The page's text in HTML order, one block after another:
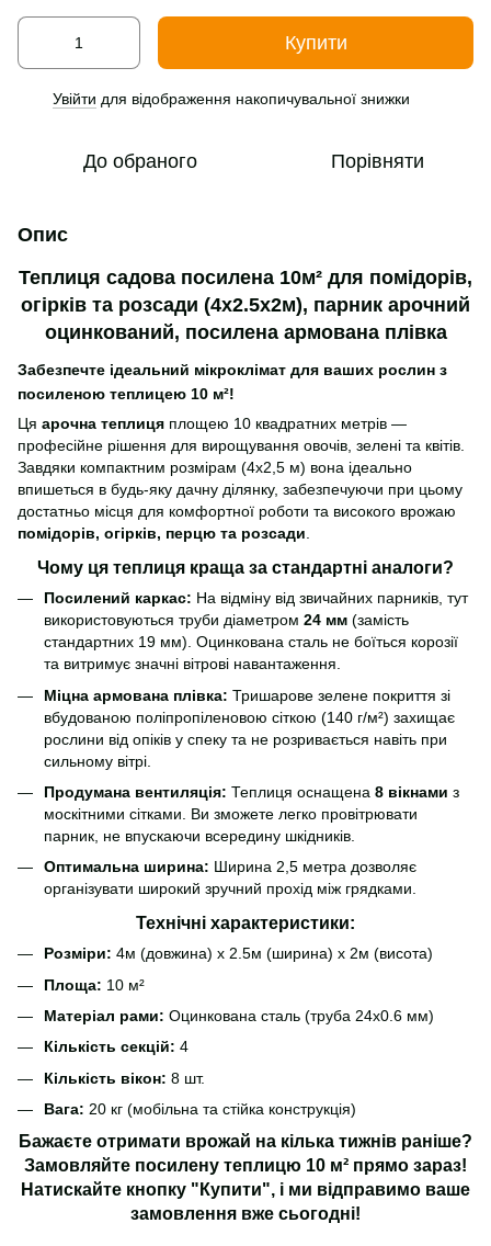
Купити
Увійти для відображення накопичувальної знижки
До обраного Порівняти
Опис
Теплиця садова посилена 10м² для помідорів,
огірків та розсади (4х2.5х2м), парник арочний
оцинкований, посилена армована плівка
Забезпечте ідеальний мікроклімат для ваших рослин з
посиленою теплицею 10 м²!
Ця арочна теплиця площею 10 квадратних метрів —
професійне рішення для вирощування овочів, зелені та квітів.
Завдяки компактним розмірам (4х2,5 м) вона ідеально
впишеться в будь-яку дачну ділянку, забезпечуючи при цьому
достатньо місця для комфортної роботи та високого врожаю
помідорів, огірків, перцю та розсади.
Чому ця теплиця краща за стандартні аналоги?
Посилений каркас: На відміну від звичайних парників, тут
використовуються труби діаметром 24 мм (замість
стандартних 19 мм). Оцинкована сталь не боїться корозії
та витримує значні вітрові навантаження.
Міцна армована плівка: Тришарове зелене покриття зі
вбудованою поліпропіленовою сіткою (140 г/м²) захищає
рослини від опіків у спеку та не розривається навіть при
сильному вітрі.
Продумана вентиляція: Теплиця оснащена 8 вікнами з
москітними сітками. Ви зможете легко провітрювати
парник, не впускаючи всередину шкідників.
Оптимальна ширина: Ширина 2,5 метра дозволяє
організувати широкий зручний прохід між грядками.
Технічні характеристики:
Розміри: 4м (довжина) х 2.5м (ширина) х 2м (висота)
Площа: 10 м²
Матеріал рами: Оцинкована сталь (труба 24х0.6 мм)
Кількість секцій: 4
Кількість вікон: 8 шт.
Вага: 20 кг (мобільна та стійка конструкція)
Бажаєте отримати врожай на кілька тижнів раніше?
Замовляйте посилену теплицю 10 м² прямо зараз!
Натискайте кнопку "Купити", і ми відправимо ваше
замовлення вже сьогодні!